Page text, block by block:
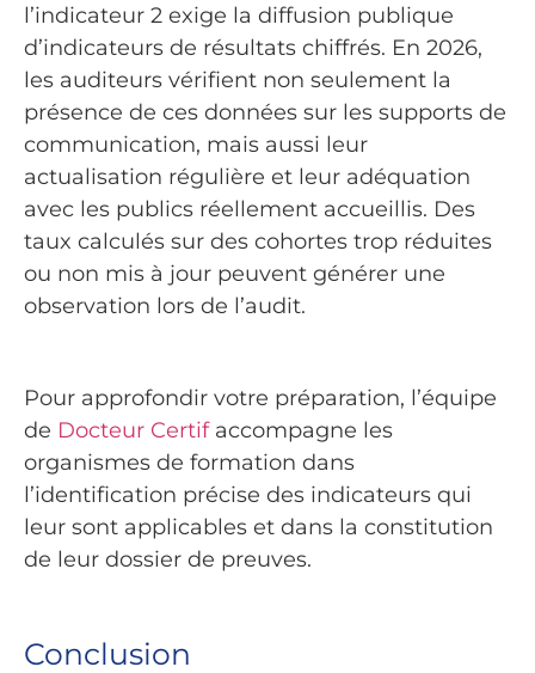
l’indicateur 2 exige la diffusion publique
d’indicateurs de résultats chiffrés. En 2026,
les auditeurs vérifient non seulement la
présence de ces données sur les supports de
communication, mais aussi leur
actualisation régulière et leur adéquation
avec les publics réellement accueillis. Des
taux calculés sur des cohortes trop réduites
ou non mis à jour peuvent générer une
observation lors de l’audit.
Pour approfondir votre préparation, l’équipe
de Docteur Certifaccompagne les
organismes de formation dans
l’identification précise des indicateurs qui
leur sont applicables et dans la constitution
de leur dossier de preuves.
Conclusion